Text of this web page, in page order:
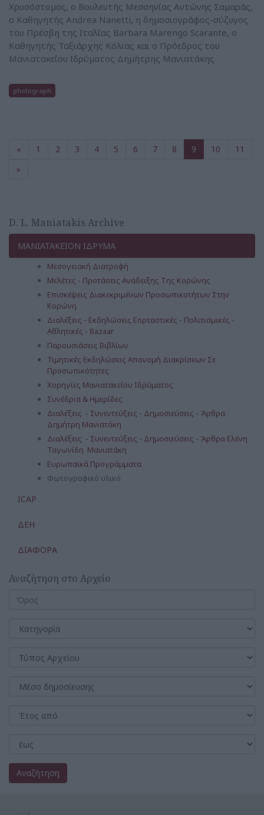
Χρυσόστομος, ο Βουλευτής Μεσσηνίας Αντώνης Σαμαράς,
o Καθηγητής Andrea Nanetti, η δημοσιογράφος-σύζυγος
του Πρέσβη της Ιταλίας Barbara Marengo Scarante, ο
Καθηγητής Ταξιάρχης Κόλιας και ο Πρόεδρος του
Μανιατακείου Ιδρύματος Δημήτρης Μανιατάκης
photograph
« 1 2 3 4 5 6 7 8 9 10
11
»
D. L. Maniatakis Archive
ΜΑΝΙΑΤΑΚΕΙΟΝ ΙΔΡΥΜΑ
Μεσογειακή Διατροφή
Μελέτες - Προτάσεις Ανάδειξης Της Κορώνης
Επισκέψεις Διακεκριμένων Προσωπικοτήτων Στην
Κορώνη
Διαλέξεις - Εκδηλώσεις Εορταστικές - Πολιτισμικές -
Αθλητικές - Bazaar
Παρουσιάσεις Βιβλίων
Τιμητικές Εκδηλώσεις Απονομή Διακρίσεων Σε
Προσωπικότητες
Χορηγίες Μανιατακείου Ιδρύματος
Συνέδρια & Ημερίδες
Διαλέξεις - Συνεντεύξεις - Δημοσιεύσεις - Άρθρα
Δημήτρη Μανιατάκη
Διαλέξεις - Συνεντεύξεις - Δημοσιεύσεις - Άρθρα Ελένη
Ταγωνίδη Μανιατάκη
Ευρωπαϊκά Προγράμματα
Φωτογραφικό υλικό
ICAP
ΔΕΗ
ΔΙΑΦΟΡΑ
Αναζήτηση στο Αρχείο
Αναζήτηση